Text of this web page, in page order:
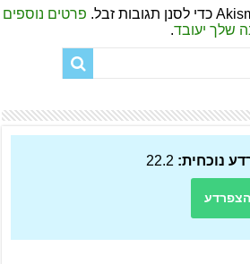
פרטים נוספים
שלך יעובד.
נוכחית: